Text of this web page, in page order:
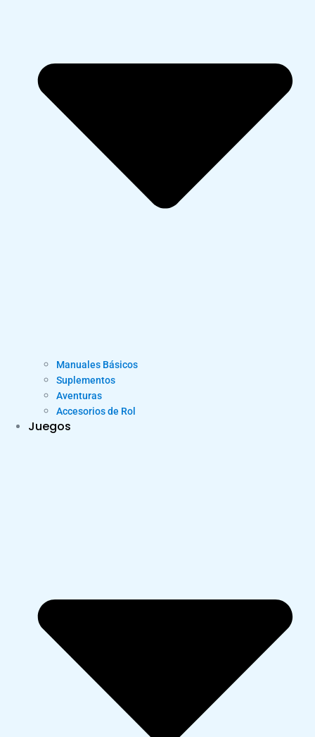
Manuales Básicos
Suplementos
Aventuras
Accesorios de Rol
Juegos